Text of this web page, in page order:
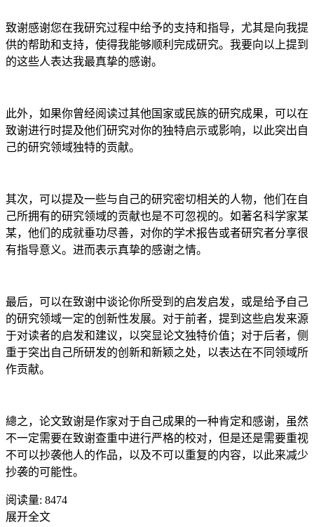
致谢感谢您在我研究过程中给予的支持和指导，尤其是向我提
供的帮助和支持，使得我能够顺利完成研究。我要向以上提到
的这些人表达我最真挚的感谢。
此外，如果你曾经阅读过其他国家或民族的研究成果，可以在
致谢进行时提及他们研究对你的独特启示或影响，以此突出自
己的研究领域独特的贡献。
其次，可以提及一些与自己的研究密切相关的人物，他们在自
己所拥有的研究领域的贡献也是不可忽视的。如著名科学家某
某，他们的成就垂功尽善，对你的学术报告或者研究者分享很
有指导意义。进而表示真挚的感谢之情。
最后，可以在致谢中谈论你所受到的启发启发，或是给予自己
的研究领域一定的创新性发展。对于前者，提到这些启发来源
于对读者的启发和建议，以突显论文独特价值；对于后者，侧
重于突出自己所研发的创新和新颖之处，以表达在不同领域所
作贡献。
總之，论文致谢是作家对于自己成果的一种肯定和感谢，虽然
不一定需要在致谢查重中进行严格的校对，但是还是需要重视
不可以抄袭他人的作品，以及不可以重复的内容，以此来减少
抄袭的可能性。
阅读量: 8474
展开全文